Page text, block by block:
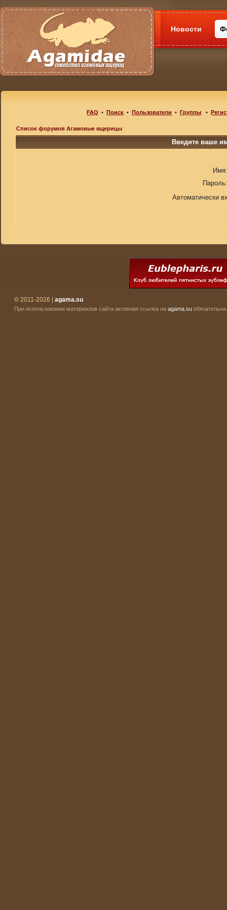
Новости
FAQ •Поиск •Пользователи •Группы •
Список форумов Агамовые ящерицы
Введите ваше
Имя:
Пароль:
Автоматически
© 2011-2026 | agama.su
При использовании материалов сайта активная ссылка на agama.su обязательна.